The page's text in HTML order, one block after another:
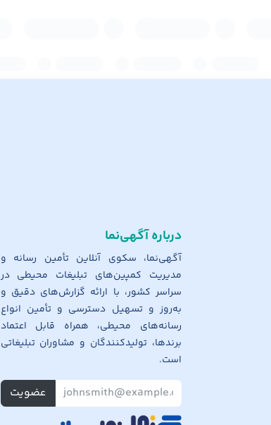
درباره آگهی‌نما
آگهی‌نما، سکوی آنلاین تأمین رسانه و
مدیریت کمپین‌های تبلیغات محیطی در
سراسر کشور، با ارائه گزارش‌های دقیق و
به‌روز و تسهیل دسترسی و تأمین انواع
رسانه‌های محیطی، همراه قابل اعتماد
برندها، تولیدکنندگان و مشاوران تبلیغاتی
است.
عضویت